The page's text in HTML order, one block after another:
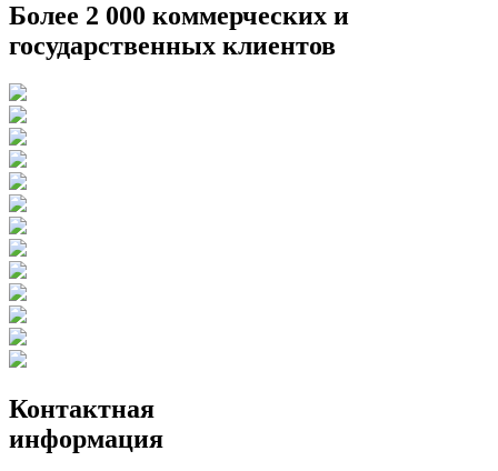
Более 2 000 коммерческих и
государственных клиентов
Контактная
информация